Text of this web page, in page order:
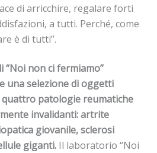
di arricchire, regalare forti
a tutti. Perché, come
è di tutti”.
“Noi non ci fermiamo”
una selezione di oggetti
patologie reumatiche
invalidanti:artrite
giovanile, sclerosi
giganti. Il laboratorio “Noi